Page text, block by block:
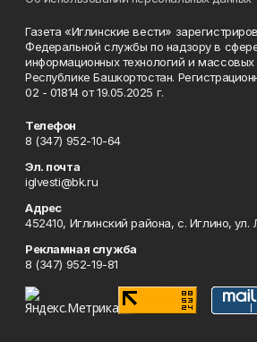
Газета «Иглинские вести»
Федеральной службы по надзору в
информационных технологий и
Республике Башкортостан.
02 - 01814 от 19.05.2025 г.
Телефон
8 (347) 952-10-64
Эл. почта
iglvesti@bk.ru
Адрес
452410, Иглинский района, с. Иглино, ул.
Рекламная служба
8 (347) 952-19-81